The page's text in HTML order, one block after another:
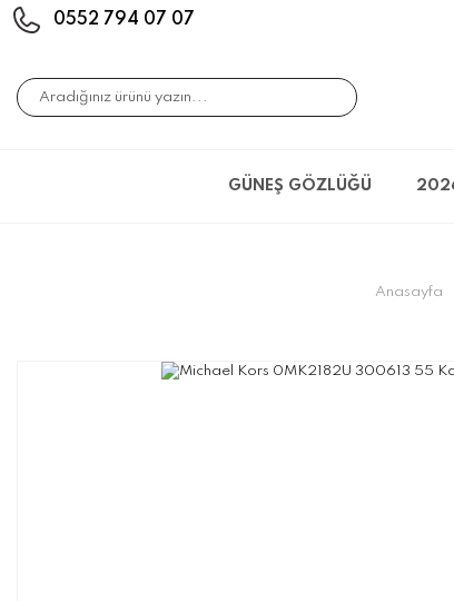
0552 794 07 07
GÜNEŞ GÖZLÜĞÜ
Anasayfa